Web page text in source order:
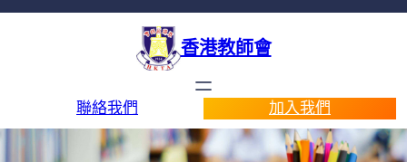
香港教師會
聯絡我們 加入我們